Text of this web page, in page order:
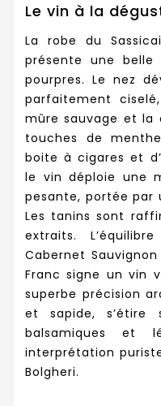
Le vin à la
La robe du
présente une
pourpres. Le nez
parfaitement
mûre sauvage et la
touches de
boite à cigares et
le vin déploie une
pesante, portée par
Les tanins sont
extraits.
Cabernet
Franc signe un vin
superbe précision
et sapide, s’étire
balsamiques et
interprétation
Bolgheri.